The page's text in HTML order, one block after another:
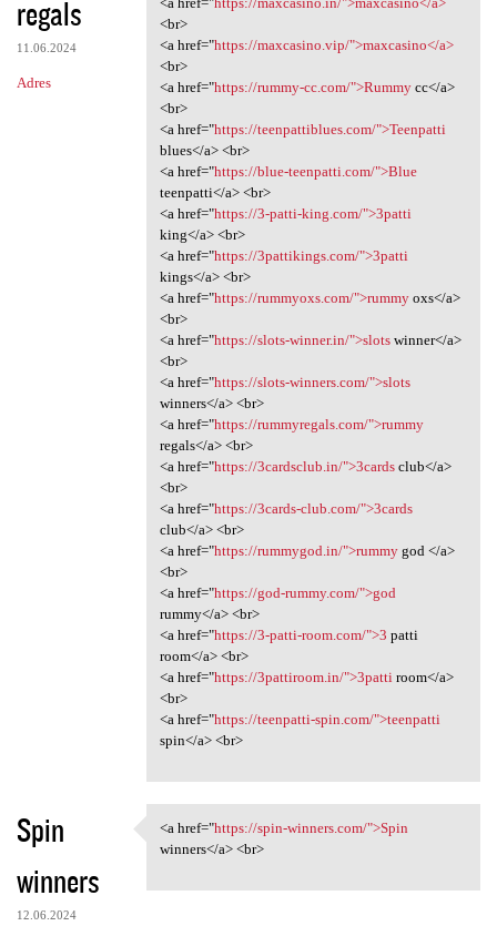
regals
11.06.2024
Adres
<br>
<a href="https://maxcasino.vip/">maxcasino</a>
<br>
<a href="https://rummy-cc.com/">Rummycc</a>
<br>
<a href="https://teenpattiblues.com/">Teenpatti
blues</a> <br>
<a href="https://blue-teenpatti.com/">Blue
teenpatti</a> <br>
<a href="https://3-patti-king.com/">3patti
king</a> <br>
<a href="https://3pattikings.com/">3patti
kings</a> <br>
<a href="https://rummyoxs.com/">rummyoxs</a>
<br>
<a href="https://slots-winner.in/">slotswinner</a>
<br>
<a href="https://slots-winners.com/">slots
winners</a> <br>
<a href="https://rummyregals.com/">rummy
regals</a> <br>
<a href="https://3cardsclub.in/">3cardsclub</a>
<br>
<a href="https://3cards-club.com/">3cards
club</a> <br>
<a href="https://rummygod.in/">rummygod </a>
<br>
<a href="https://god-rummy.com/">god
rummy</a> <br>
<a href="https://3-patti-room.com/">3 patti
room</a> <br>
<a href="https://3pattiroom.in/">3pattiroom</a>
<br>
<a href="https://teenpatti-spin.com/">teenpatti
spin</a> <br>
Spin
winners
12.06.2024
<a href="https://spin-winners
<a href="https://spin-winners.com/">Spin
winners</a> <br>